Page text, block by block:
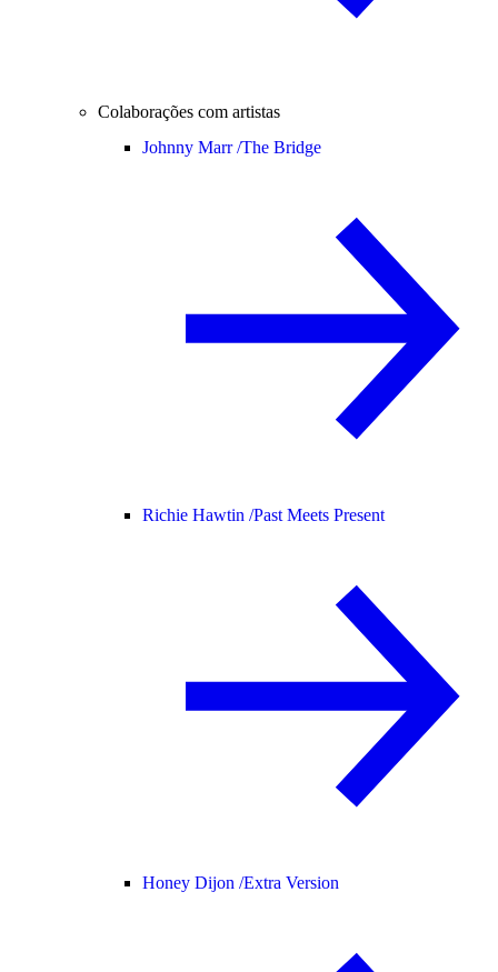
Colaborações com artistas
Johnny Marr /The Bridge
Richie Hawtin /Past Meets Present
Honey Dijon /Extra Version